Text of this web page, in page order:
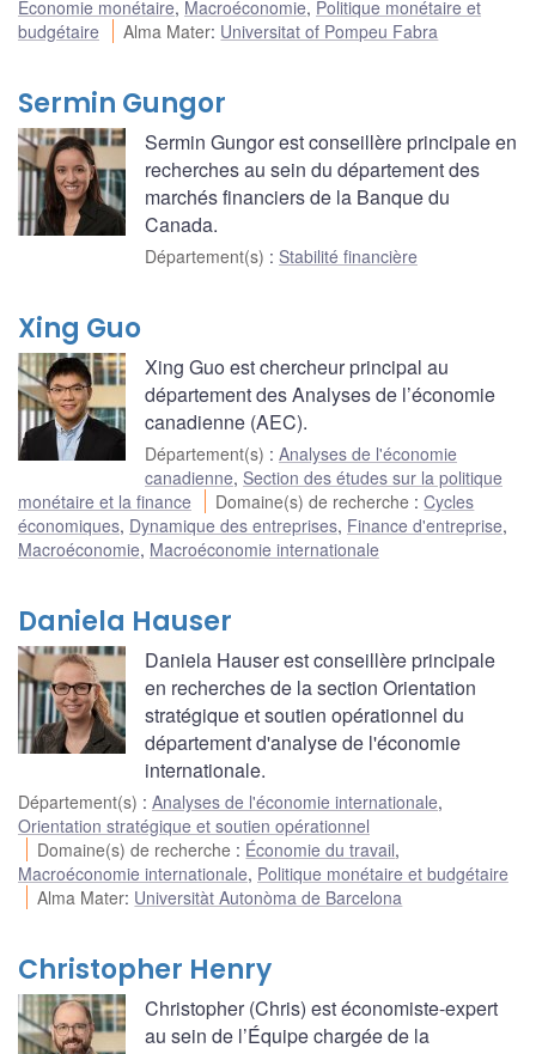
Économie monétaire, Macroéconomie, Politique monétaire et
budgétaire
Alma Mater: Universitat of Pompeu Fabra
Sermin Gungor
Sermin Gungor est conseillère principale en
recherches au sein du département des
marchés financiers de la Banque du
Canada.
Département(s) : Stabilité financière
Xing Guo
Xing Guo est chercheur principal au
département des Analyses de l’économie
canadienne (AEC).
Département(s) : Analyses de l'économie
canadienne, Section des études sur la politique
monétaire et la finance
Domaine(s) de recherche :Cycles
économiques, Dynamique des entreprises, Finance d'entreprise,
Macroéconomie, Macroéconomie internationale
Daniela Hauser
Daniela Hauser est conseillère principale
en recherches de la section Orientation
stratégique et soutien opérationnel du
département d'analyse de l'économie
internationale.
Département(s) : Analyses de l'économie internationale,
Orientation stratégique et soutien opérationnel
Domaine(s) de recherche : Économie du travail,
Macroéconomie internationale, Politique monétaire et budgétaire
Alma Mater: Universitàt Autonòma de Barcelona
Christopher Henry
Christopher (Chris) est économiste-expert
au sein de l’Équipe chargée de la